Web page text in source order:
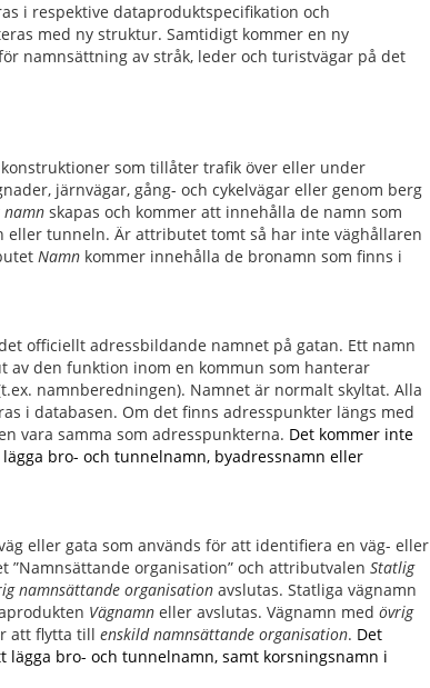
i respektive dataproduktspecifikation och
med ny struktur. Samtidigt kommer en ny
namnsättning av stråk, leder och turistvägar på det
som tillåter trafik över eller under
järnvägar, gång- och cykelvägar eller genom berg
namn skapas och kommer att innehålla de namn som
eller tunneln. Är attributet tomt så har inte väghållaren
Namn kommer innehålla de bronamn som finns i
officiellt adressbildande namnet på gatan. Ett namn
av den funktion inom en kommun som hanterar
namnberedningen). Namnet är normalt skyltat. Alla
i databasen. Om det finns adresspunkter längs med
vara samma som adresspunkterna. Det kommer inte
bro- och tunnelnamn, byadressnamn eller
eller gata som används för att identifiera en väg- eller
”Namnsättande organisation” och attributvalenStatlig
namnsättande organisation avslutas. Statliga vägnamn
Vägnamneller avslutas. Vägnamn medövrig
att flytta tillenskild namnsättande organisation. Det
bro- och tunnelnamn, samt korsningsnamn i